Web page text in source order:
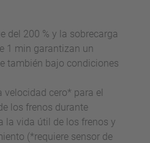
del 200 % y la sobrecarga
1 min garantizan un
también bajo condiciones
velocidad cero* para el
los frenos durante
la vida útil de los frenos y
(*requiere sensor de